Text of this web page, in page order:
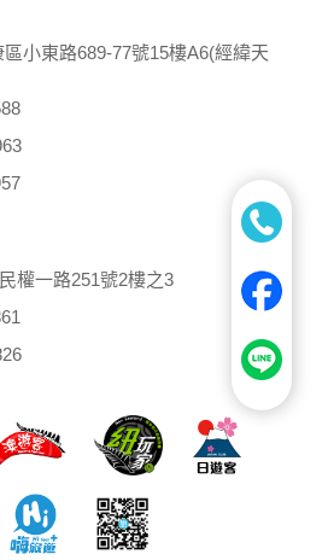
小東路689-77號15樓A6(經緯天
權一路251號2樓之3